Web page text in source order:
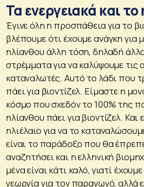
Τα ενεργειακά και το
Έγινε όλη η προσπάθεια για το
βλέπουμε ότι έχουμε ανάγκη για
ηλίανθου άλλη τόση, δηλαδή
στρέμματα για να καλύψουμε τις
καταναλωτές. Αυτό το λάδι που
πάει για βιοντίζελ. Είμαστε η
κόσμο που σχεδόν το 100% της
ηλίανθου πάει για βιοντίζελ. Και
ηλιέλαιο για να το
είναι το παράδοξο που θα
αναζητήσει και η ελληνική
μένα είναι κάτι καλό, γιατί
γεωργία για τον παραγωγό, αλλά